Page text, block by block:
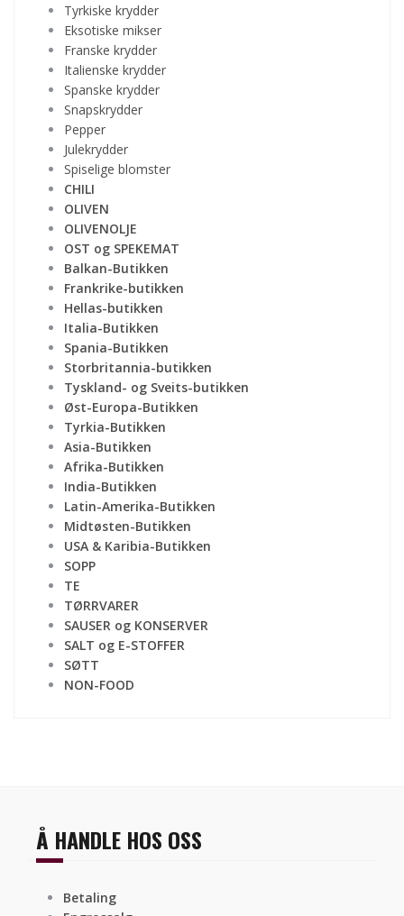
Tyrkiske krydder
Eksotiske mikser
Franske krydder
Italienske krydder
Spanske krydder
Snapskrydder
Pepper
Julekrydder
Spiselige blomster
CHILI
OLIVEN
OLIVENOLJE
OST og SPEKEMAT
Balkan-Butikken
Frankrike-butikken
Hellas-butikken
Italia-Butikken
Spania-Butikken
Storbritannia-butikken
Tyskland- og Sveits-butikken
Øst-Europa-Butikken
Tyrkia-Butikken
Asia-Butikken
Afrika-Butikken
India-Butikken
Latin-Amerika-Butikken
Midtøsten-Butikken
USA & Karibia-Butikken
SOPP
TE
TØRRVARER
SAUSER og KONSERVER
SALT og E-STOFFER
SØTT
NON-FOOD
Å HANDLE HOS OSS
Betaling